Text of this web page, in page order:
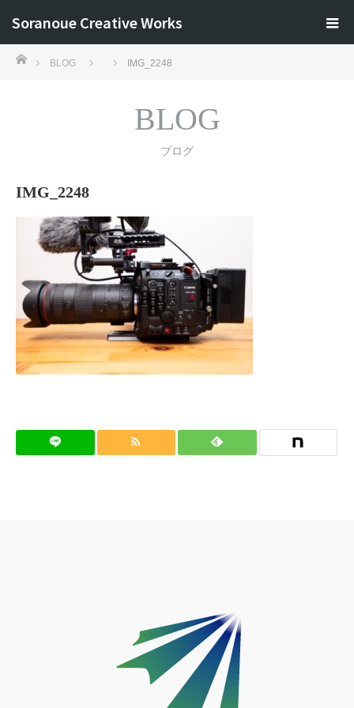
Soranoue Creative Works
ホームBLOG IMG_2248
BLOG
ブログ
IMG_2248